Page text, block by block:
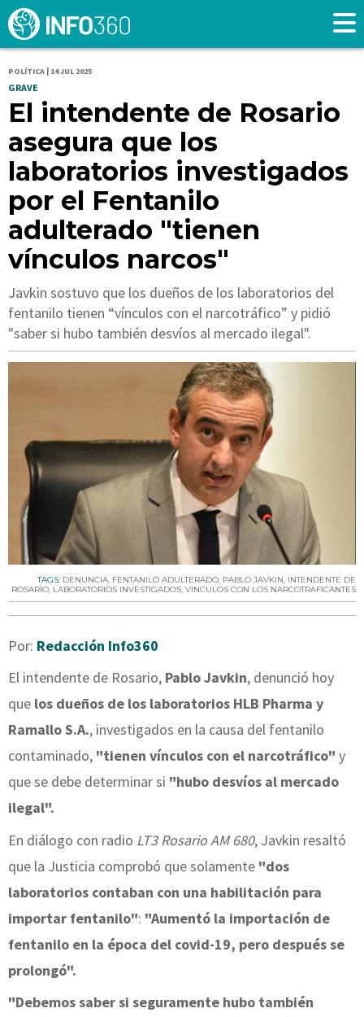
POLÍTICA | 14 JUL 2025
GRAVE
El intendente de Rosario
asegura que los
laboratorios investigados
por el Fentanilo
adulterado "tienen
vínculos narcos"
Javkin sostuvo que los dueños de los laboratorios del
fentanilo tienen “vínculos con el narcotráfico” y pidió
"saber si hubo también desvíos al mercado ilegal".
TAGS: DENUNCIA, FENTANILO ADULTERADO, PABLO JAVKIN, INTENDENTE DE
ROSARIO, LABORATORIOS INVESTIGADOS, VINCULOS CON LOS NARCOTRAFICANTES
Por: Redacción Info360
El intendente de Rosario, Pablo Javkin, denunció hoy
que los dueños de los laboratorios HLB Pharma y
Ramallo S.A., investigados en la causa del fentanilo
contaminado, "tienen vínculos con el narcotráfico" y
que se debe determinar si "hubo desvíos al mercado
ilegal".
En diálogo con radio LT3 Rosario AM 680, Javkin resaltó
que la Justicia comprobó que solamente "dos
laboratorios contaban con una habilitación para
importar fentanilo": "Aumentó la importación de
fentanilo en la época del covid-19, pero después se
prolongó".
"Debemos saber si seguramente hubo también